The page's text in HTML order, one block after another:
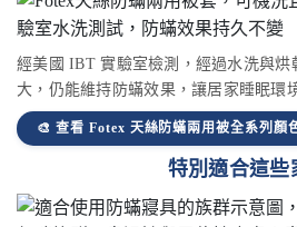
經美國 IBT 實驗室檢測，經過水洗與烘
大，仍能維持防蟎效果，讓居家睡眠環
🎨 查看 Fotex 天絲防蟎兩用被全系列顏
特別適合這些